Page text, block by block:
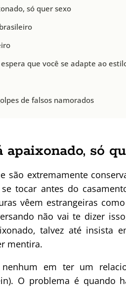
só quer sexo
espera que você se adapte ao
de falsos namorados
apaixonado, só
são extremamente
tocar antes do
vêem estrangeiras
não vai te dizer
talvez até insista
mentira.
em ter um
O problema é quando